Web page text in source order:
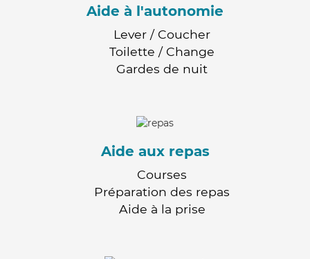
Aide à l'autonomie
Lever / Coucher
Toilette / Change
Gardes de nuit
Aide aux repas
Courses
Préparation des repas
Aide à la prise